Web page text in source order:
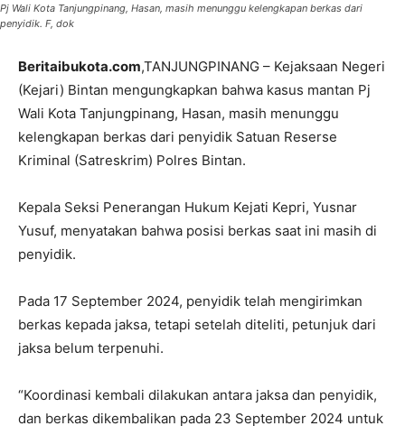
Pj Wali Kota Tanjungpinang, Hasan, masih menunggu kelengkapan berkas dari
penyidik. F, dok
Beritaibukota.com,TANJUNGPINANG – Kejaksaan Negeri
(Kejari) Bintan mengungkapkan bahwa kasus mantan Pj
Wali Kota Tanjungpinang, Hasan, masih menunggu
kelengkapan berkas dari penyidik Satuan Reserse
Kriminal (Satreskrim) Polres Bintan.
Kepala Seksi Penerangan Hukum Kejati Kepri, Yusnar
Yusuf, menyatakan bahwa posisi berkas saat ini masih di
penyidik.
Pada 17 September 2024, penyidik telah mengirimkan
berkas kepada jaksa, tetapi setelah diteliti, petunjuk dari
jaksa belum terpenuhi.
“Koordinasi kembali dilakukan antara jaksa dan penyidik,
dan berkas dikembalikan pada 23 September 2024 untuk